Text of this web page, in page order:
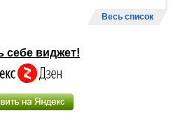
Весь список
себе виджет!